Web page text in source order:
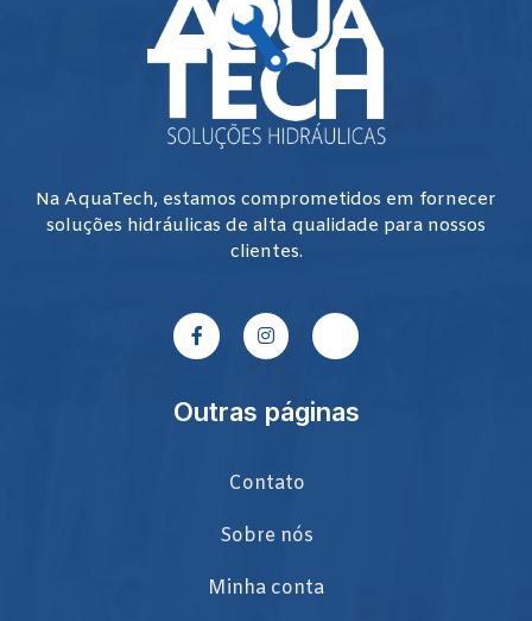
Na AquaTech, estamos comprometidos em fornecer
soluções hidráulicas de alta qualidade para nossos
clientes.
Outras páginas
Contato
Sobre nós
Minha conta